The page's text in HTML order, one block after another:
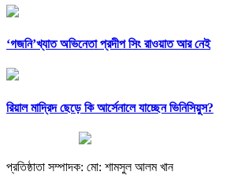
‘গজনি’খ্যাত অভিনেতা প্রদীপ সিং রাওয়াত আর নেই
রিয়াল মাদ্রিদ ছেড়ে কি আর্সেনালে যাচ্ছেন ভিনিসিয়ুস?
প্রতিষ্ঠাতা সম্পাদক: মো: শামসুল আলম খান